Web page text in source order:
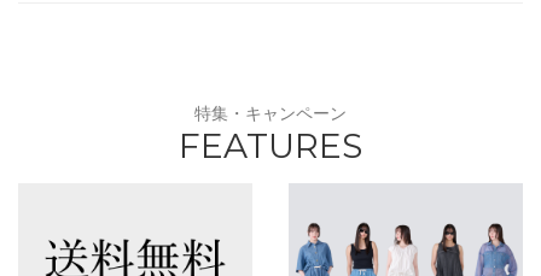
特集・キャンペーン
FEATURES